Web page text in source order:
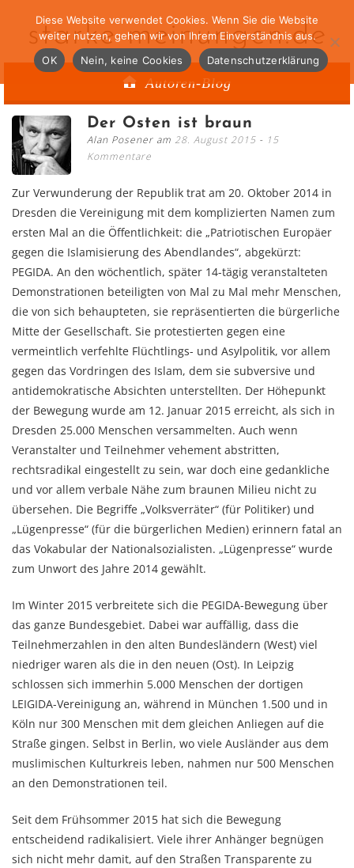
starke-meinungen.de
Autoren-Blog
Der Osten ist braun
Alan Posener am 28. August 2015
15
Kommentare
Zur Verwunderung der Republik trat am 20. Oktober 2014 in
Dresden die Vereinigung mit dem komplizierten Namen zum
ersten Mal an die Öffentlichkeit: die „Patriotischen Europäer
gegen die Islamisierung des Abendlandes“, abgekürzt:
PEGIDA. An den wöchentlich, später 14-tägig veranstalteten
Demonstrationen beteiligten von Mal zu Mal mehr Menschen,
die von sich behaupteten, sie repräsentierten die bürgerliche
Mitte der Gesellschaft. Sie protestierten gegen eine
vermeintlich verfehlte Flüchtlings- und Asylpolitik, vor allem
gegen das Vordringen des Islam, dem sie subversive und
antidemokratische Absichten unterstellten. Der Höhepunkt
der Bewegung wurde am 12. Januar 2015 erreicht, als sich in
Dresden 25.000 Menschen versammelten. Auch wenn
Veranstalter und Teilnehmer vehement abstritten,
rechtsradikal eingestellt zu sein, war doch eine gedankliche
und vor allem verbale Nähe zum braunen Milieu nicht zu
übersehen. Die Begriffe „Volksverräter“ (für Politiker) und
„Lügenpresse“ (für die bürgerlichen Medien) erinnern fatal an
das Vokabular der Nationalsozialisten. „Lügenpresse“ wurde
zum Unwort des Jahre 2014 gewählt.
Im Winter 2015 verbreitete sich die PEGIDA-Bewegung über
das ganze Bundesgebiet. Dabei war auffällig, dass die
Teilnehmerzahlen in den alten Bundesländern (West) viel
niedriger waren als die in den neuen (Ost). In Leipzig
schlossen sich immerhin 5.000 Menschen der dortigen
LEIGIDA-Vereinigung an, während in München 1.500 und in
Köln nur 300 Menschen mit dem gleichen Anliegen auf die
Straße gingen. Selbst in Berlin, wo viele Ausländer aus dem
muslimischen Kulturkreis leben, nahmen nur 500 Menschen
an den Demonstrationen teil.
Seit dem Frühsommer 2015 hat sich die Bewegung
entscheidend radikalisiert. Viele ihrer Anhänger begnügen
sich nicht mehr damit, auf den Straßen Transparente zu
Diese Website verwendet Cookies. Wenn Sie die Website
weiter nutzen, gehen wir von Ihrem Einverständnis aus.
OK
Nein, keine Cookies Datenschutzerklärung